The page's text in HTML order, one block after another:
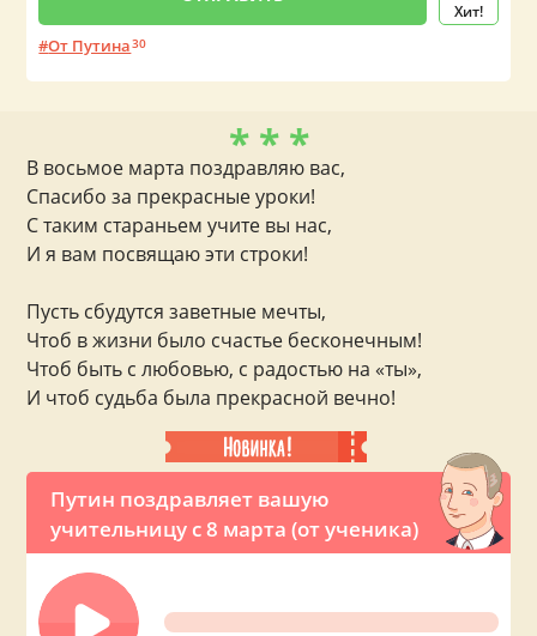
Хит!
От Путина30
Путин поздравляет вашую
учительницу с 8 марта (от ученика)
* * *
В восьмое марта поздравляю вас,
Спасибо за прекрасные уроки!
С таким стараньем учите вы нас,
И я вам посвящаю эти строки!
Пусть сбудутся заветные мечты,
Чтоб в жизни было счастье бесконечным!
Чтоб быть с любовью, с радостью на «ты»,
И чтоб судьба была прекрасной вечно!